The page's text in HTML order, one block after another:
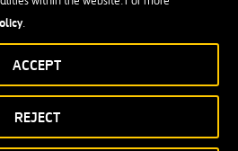
.
REJECT
ACCEPT
en que puedes mostrarte
compartir ideas y asumir
miedo a juicios ni consecuencias